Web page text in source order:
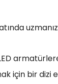
için bir